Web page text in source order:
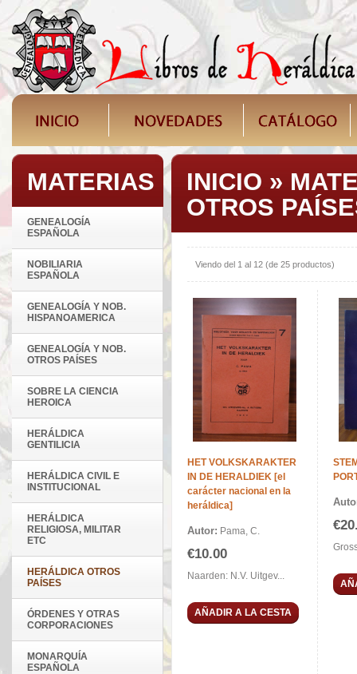
MATERIAS
GENEALOGÍA
ESPAÑOLA
NOBILIARIA
ESPAÑOLA
GENEALOGÍA Y NOB.
HISPANOAMERICA
GENEALOGÍA Y NOB.
OTROS PAÍSES
SOBRE LA CIENCIA
HEROICA
HERÁLDICA
GENTILICIA
HERÁLDICA CIVIL E
INSTITUCIONAL
HERÁLDICA
RELIGIOSA, MILITAR
ETC
HERÁLDICA OTROS
PAÍSES
ÓRDENES Y OTRAS
CORPORACIONES
MONARQUÍA
ESPAÑOLA
INICIO »
OTROS
Viendo del 1 al 12 (de 25 productos)
HET VOLKSKARAKTER
IN DE HERALDIEK [el
carácter nacional en la
heráldica]
Autor: Pama, C.
€10.00
Naarden: N.V. Uitgev...
AÑADIR A LA CESTA